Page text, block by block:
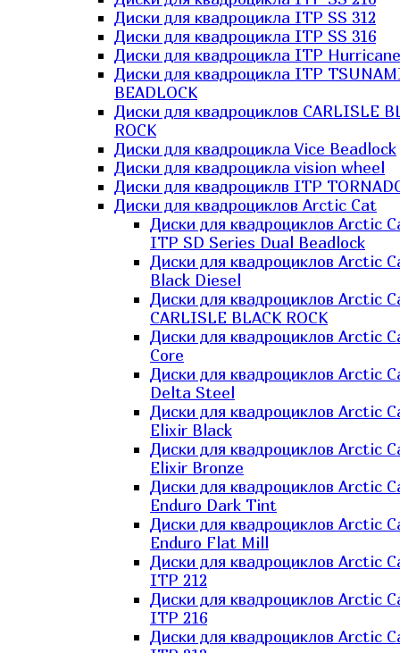
Диски для квадроцикла ITP SS 312
Диски для квадроцикла ITP SS 316
Диски для квадроцикла ITP Hurricane
Диски для квадроцикла ITP
BEADLOCK
Диски для квадроциклов CARLISLE
ROCK
Диски для квадроцикла Vice Beadlock
Диски для квадроцикла vision wheel
Диски для квадроциклв ITP
Диски для квадроциклов Arctic Cat
Диски для квадроциклов Arctic
ITP SD Series Dual Beadlock
Диски для квадроциклов Arctic
Black Diesel
Диски для квадроциклов Arctic
CARLISLE BLACK ROCK
Диски для квадроциклов Arctic
Core
Диски для квадроциклов Arctic
Delta Steel
Диски для квадроциклов Arctic
Elixir Black
Диски для квадроциклов Arctic
Elixir Bronze
Диски для квадроциклов Arctic
Enduro Dark Tint
Диски для квадроциклов Arctic
Enduro Flat Mill
Диски для квадроциклов Arctic
ITP 212
Диски для квадроциклов Arctic
ITP 216
Диски для квадроциклов Arctic